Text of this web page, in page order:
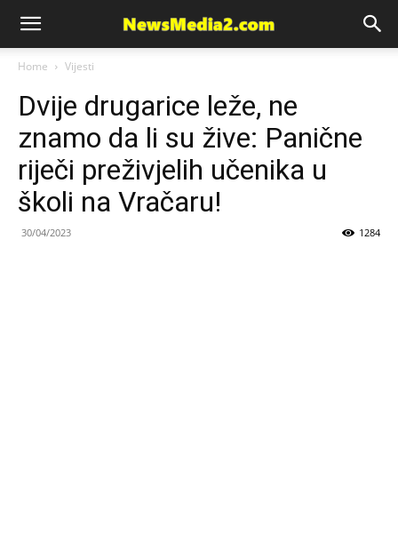
News
Media
Home Vijesti
Dvije drugarice leže, ne
znamo da li su žive: Panične
riječi preživjelih učenika u
školi na Vračaru!
30/04/2023 1284